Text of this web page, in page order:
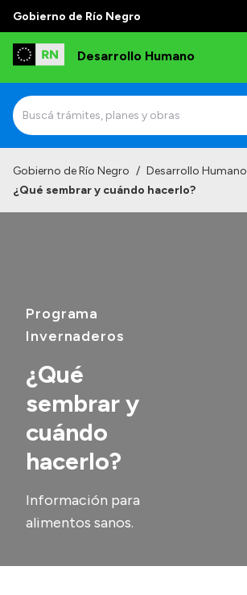
Gobierno de Río Negro
Desarrollo Humano
Normativa
Transparencia
Boletín Oficial
Compras y licitaciones
Consulta de expedientes
Consulta de pago a proveedores
Gobierno de Río Negro / Desarrollo Humano
¿Qué sembrar y cuándo hacerlo?
Programa
Invernaderos
¿Qué
sembrar y
cuándo
hacerlo?
Información para
alimentos sanos.